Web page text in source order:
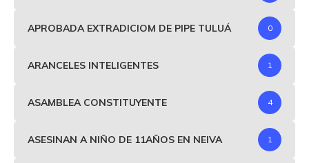
APROBADA EXTRADICIOM DE PIPE TULUÁ 0
ARANCELES INTELIGENTES 1
ASAMBLEA CONSTITUYENTE 4
ASESINAN A NIÑO DE 11AÑOS EN NEIVA 1